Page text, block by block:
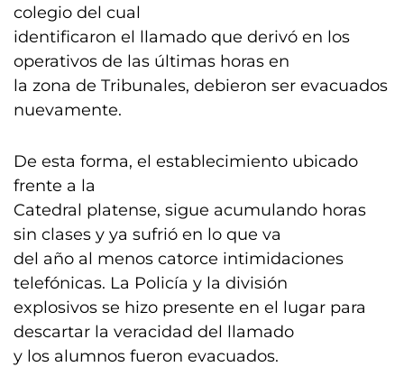
colegio del cual
identificaron el llamado que derivó en los
operativos de las últimas horas en
la zona de Tribunales, debieron ser evacuados
nuevamente.
De esta forma, el establecimiento ubicado
frente a la
Catedral platense, sigue acumulando horas
sin clases y ya sufrió en lo que va
del año al menos catorce intimidaciones
telefónicas. La Policía y la división
explosivos se hizo presente en el lugar para
descartar la veracidad del llamado
y los alumnos fueron evacuados.